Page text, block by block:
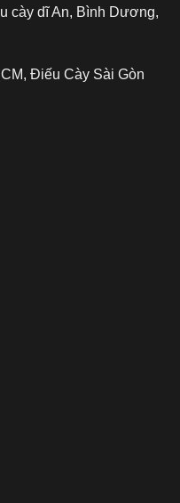
cày dĩ An, Bình Dương,
Điếu Cày Sài Gòn